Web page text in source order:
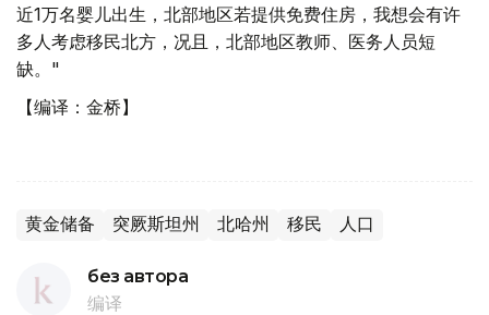
近1万名婴儿出生，北部地区若提供免费住房，我想会有许
多人考虑移民北方，况且，北部地区教师、医务人员短
缺。"
【编译：金桥】
黄金储备 突厥斯坦州 北哈州 移民 人口
без автора
编译